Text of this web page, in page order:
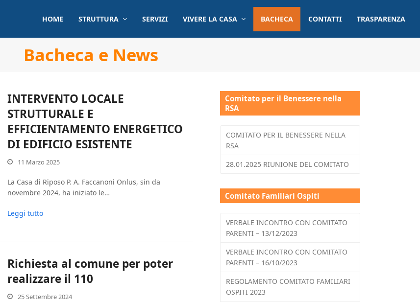
HOME STRUTTURA SERVIZI VIVERE LA CASA BACHECA CONTATTI TRASPARENZA
Bacheca e News
INTERVENTO LOCALE
STRUTTURALE E
EFFICIENTAMENTO ENERGETICO
DI EDIFICIO ESISTENTE
11 Marzo 2025
La Casa di Riposo P. A. Faccanoni Onlus, sin da
novembre 2024, ha iniziato le…
Leggi tutto
Richiesta al comune per poter
realizzare il 110
25 Settembre 2024
Comitato per il Benessere nella
RSA
COMITATO PER IL BENESSERE NELLA
RSA
28.01.2025 RIUNIONE DEL COMITATO
Comitato Familiari Ospiti
VERBALE INCONTRO CON COMITATO
PARENTI – 13/12/2023
VERBALE INCONTRO CON COMITATO
PARENTI – 16/10/2023
REGOLAMENTO COMITATO FAMILIARI
OSPITI 2023